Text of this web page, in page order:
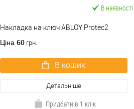
В наявності
Накладка на ключ ABLOY Protec2
Ціна 60 грн.
В кошик
Детальніше
Придбати в 1 клік